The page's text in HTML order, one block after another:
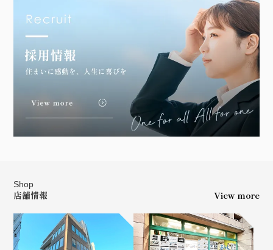
Shop
店舗情報 View more